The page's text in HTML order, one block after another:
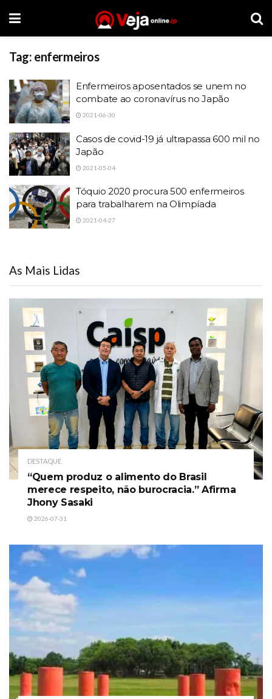
Tag: enfermeiros
Enfermeiros aposentados se unem no
combate ao coronavírus no Japão
2021-06-30
Casos de covid-19 já ultrapassa 600 mil no
Japão
2021-05-04
Tóquio 2020 procura 500 enfermeiros
para trabalharem na Olimpíada
2021-04-27
As Mais Lidas
DESTAQUE
“Quem produz o alimento do Brasil
merece respeito, não burocracia.” Afirma
Jhony Sasaki
2026-07-31